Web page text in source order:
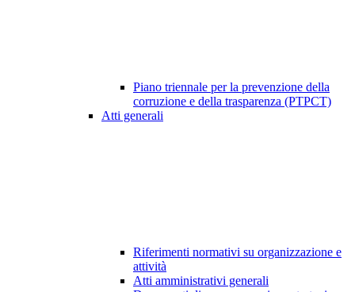
Piano triennale per la prevenzione della
corruzione e della trasparenza (PTPCT)
Atti generali
Riferimenti normativi su organizzazione e
attività
Atti amministrativi generali